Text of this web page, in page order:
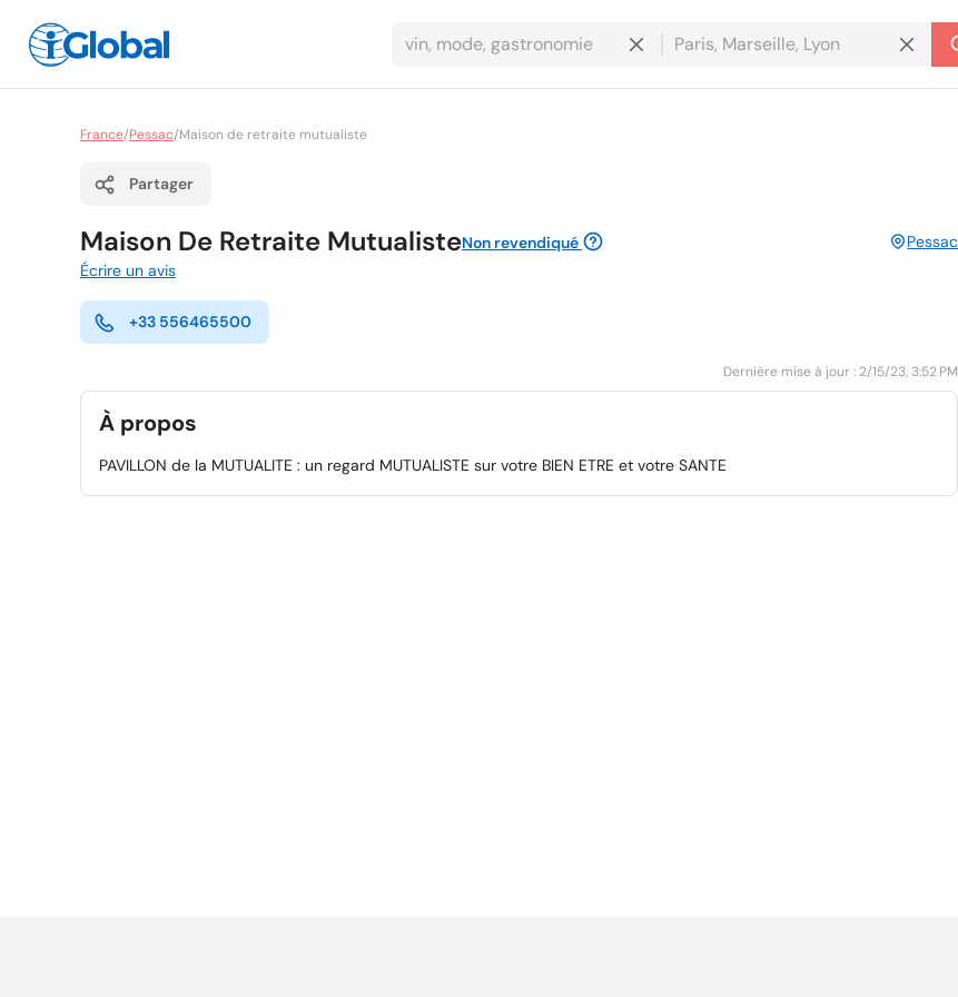
France/Pessac/Maison de retraite mutualiste
Partager
Maison De Retraite MutualisteNon revendiqué
Pessac
Écrire un avis
+33 556465500
Dernière mise à jour : 2/15/23, 3:52 PM
À propos
PAVILLON de la MUTUALITE : un regard MUTUALISTE sur votre BIEN ETRE et votre SANTE